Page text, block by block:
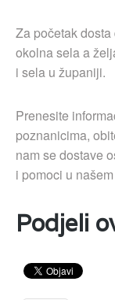
Za početak
okolna sela a
i sela u županiji.
Prenesite
poznanicima,
nam se dostave
i pomoci u
Podjeli